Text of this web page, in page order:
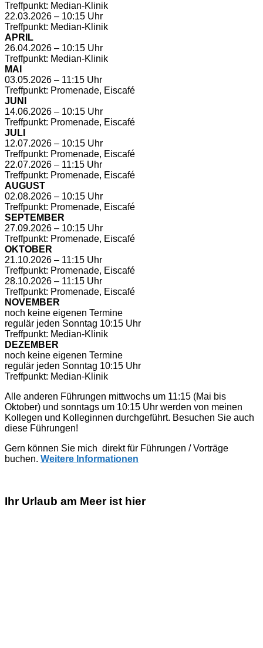
Treffpunkt: Median-Klinik
22.03.2026 – 10:15 Uhr
Treffpunkt: Median-Klinik
APRIL
26.04.2026 – 10:15 Uhr
Treffpunkt: Median-Klinik
MAI
03.05.2026 – 11:15 Uhr
Treffpunkt: Promenade, Eiscafé
JUNI
14.06.2026 – 10:15 Uhr
Treffpunkt: Promenade, Eiscafé
JULI
12.07.2026 – 10:15 Uhr
Treffpunkt: Promenade, Eiscafé
22.07.2026 – 11:15 Uhr
Treffpunkt: Promenade, Eiscafé
AUGUST
02.08.2026 – 10:15 Uhr
Treffpunkt: Promenade, Eiscafé
SEPTEMBER
27.09.2026 – 10:15 Uhr
Treffpunkt: Promenade, Eiscafé
OKTOBER
21.10.2026 – 11:15 Uhr
Treffpunkt: Promenade, Eiscafé
28.10.2026 – 11:15 Uhr
Treffpunkt: Promenade, Eiscafé
NOVEMBER
noch keine eigenen Termine
regulär jeden Sonntag 10:15 Uhr
Treffpunkt: Median-Klinik
DEZEMBER
noch keine eigenen Termine
regulär jeden Sonntag 10:15 Uhr
Treffpunkt: Median-Klinik
Alle anderen Führungen mittwochs um 11:15 (Mai bis
Oktober) und sonntags um 10:15 Uhr werden von meinen
Kollegen und Kolleginnen durchgeführt. Besuchen Sie auch
diese Führungen!
Gern können Sie mich direkt für Führungen / Vorträge
buchen. Weitere Informationen
Ihr Urlaub am Meer ist hier